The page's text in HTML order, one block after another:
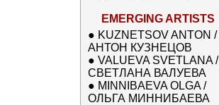
EMERGING ARTISTS
● KUZNETSOV ANTON /
АНТОН КУЗНЕЦОВ
● VALUEVA SVETLANA /
СВЕТЛАНА ВАЛУЕВА
● MINNIBAEVA OLGA /
ОЛЬГА МИННИБАЕВА